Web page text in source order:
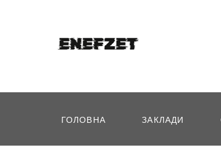
ГОЛОВНА ЗАКЛАДИ